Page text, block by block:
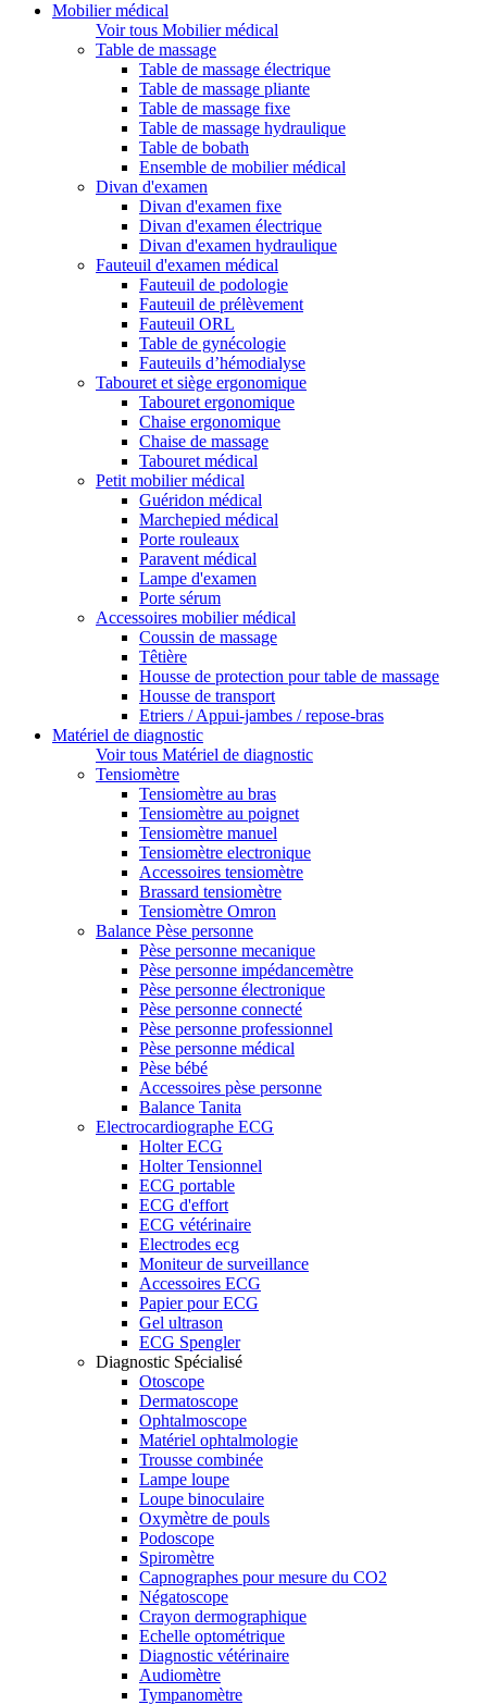
Mobilier médical
Voir tous Mobilier médical
Table de massage
Table de massage électrique
Table de massage pliante
Table de massage fixe
Table de massage hydraulique
Table de bobath
Ensemble de mobilier médical
Divan d'examen
Divan d'examen fixe
Divan d'examen électrique
Divan d'examen hydraulique
Fauteuil d'examen médical
Fauteuil de podologie
Fauteuil de prélèvement
Fauteuil ORL
Table de gynécologie
Fauteuils d’hémodialyse
Tabouret et siège ergonomique
Tabouret ergonomique
Chaise ergonomique
Chaise de massage
Tabouret médical
Petit mobilier médical
Guéridon médical
Marchepied médical
Porte rouleaux
Paravent médical
Lampe d'examen
Porte sérum
Accessoires mobilier médical
Coussin de massage
Têtière
Housse de protection pour table de massage
Housse de transport
Etriers / Appui-jambes / repose-bras
Matériel de diagnostic
Voir tous Matériel de diagnostic
Tensiomètre
Tensiomètre au bras
Tensiomètre au poignet
Tensiomètre manuel
Tensiomètre electronique
Accessoires tensiomètre
Brassard tensiomètre
Tensiomètre Omron
Balance Pèse personne
Pèse personne mecanique
Pèse personne impédancemètre
Pèse personne électronique
Pèse personne connecté
Pèse personne professionnel
Pèse personne médical
Pèse bébé
Accessoires pèse personne
Balance Tanita
Electrocardiographe ECG
Holter ECG
Holter Tensionnel
ECG portable
ECG d'effort
ECG vétérinaire
Electrodes ecg
Moniteur de surveillance
Accessoires ECG
Papier pour ECG
Gel ultrason
ECG Spengler
Diagnostic Spécialisé
Otoscope
Dermatoscope
Ophtalmoscope
Matériel ophtalmologie
Trousse combinée
Lampe loupe
Loupe binoculaire
Oxymètre de pouls
Podoscope
Spiromètre
Capnographes pour mesure du CO2
Négatoscope
Crayon dermographique
Echelle optométrique
Diagnostic vétérinaire
Audiomètre
Tympanomètre